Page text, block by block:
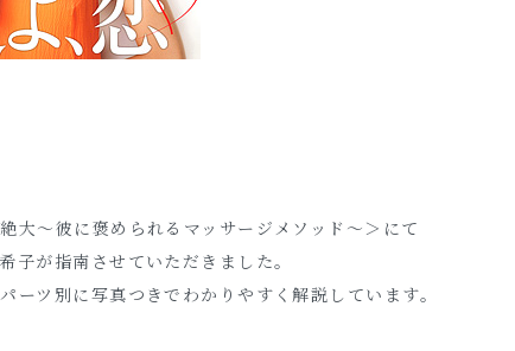
大～彼に褒められるマッサージメソッド～＞にて
子が指南させていただきました。
ーツ別に写真つきでわかりやすく解説しています。